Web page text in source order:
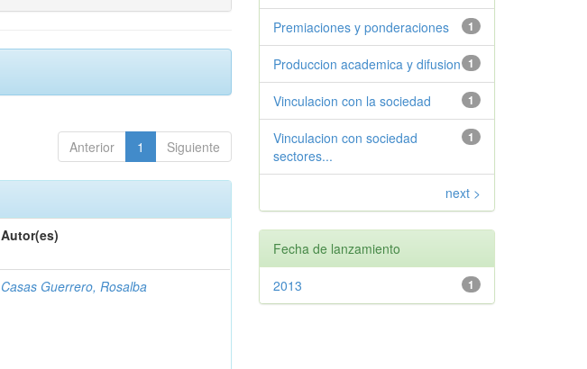
Anterior 1 Siguiente
Autor(es)
Casas Guerrero, Rosalba
1
Premiaciones y ponderaciones
1
Produccion academica y difusion
1
Vinculacion con la sociedad
1
Vinculacion con sociedad
sectores...
next >
Fecha de lanzamiento
1
2013